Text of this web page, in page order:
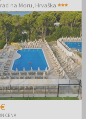
na Moru Hrvaška
CENA